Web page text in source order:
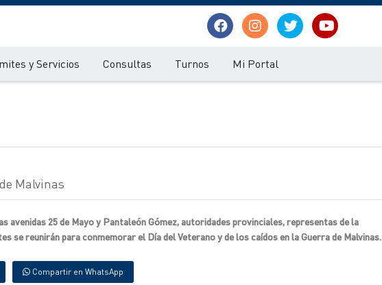
y Servicios Consultas Turnos Mi Portal
Malvinas
avenidas 25 de Mayo y Pantaleón Gómez, autoridades provinciales, representas de la
se reunirán para conmemorar el Día del Veterano y de los caídos en la Guerra de Malvinas.
Compartir en WhatsApp